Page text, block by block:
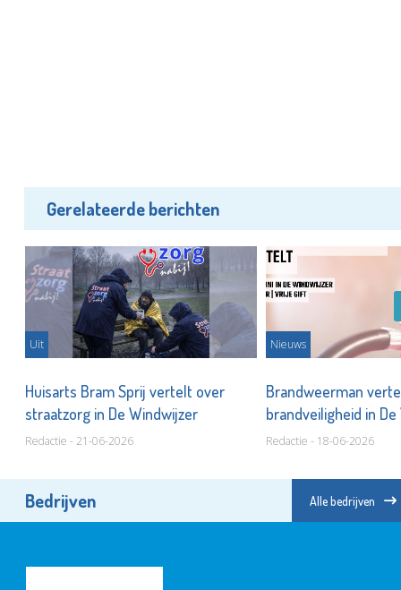
Gerelateerde berichten
Uit
Huisarts Bram Sprij vertelt over
straatzorg in De Windwijzer
Redactie - 21-06-2026
Nieuws
Brandweerman
brandveiligheid in
Redactie - 18-06-2026
Bedrijven Alle bedrijven